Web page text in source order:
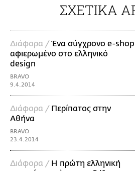
ΣΧΕΤΙΚΑ
Διάφορα /Ένα σύγχρονο e-shop
αφιερωμένο στο ελληνικό
design
BRAVO
9.4.2014
Διάφορα / Περίπατος στην
Αθήνα
BRAVO
23.4.2014
Διάφορα / Η πρώτη ελληνική